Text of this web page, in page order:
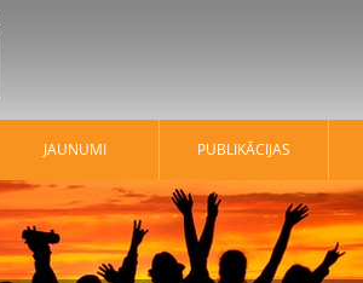
JAUNUMI PUBLIKĀCIJAS